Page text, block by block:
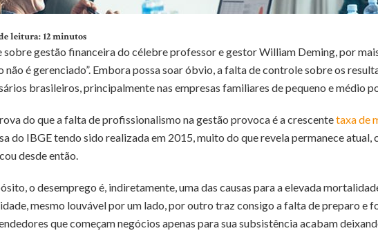
leitura:12minutos
sobre gestão financeira do célebre professor e gestor William Deming, por
não é gerenciado”. Embora possa soar óbvio, a falta de controle sobre os
brasileiros, principalmente nas empresas familiares de pequeno e médio
do que a falta de profissionalismo na gestão provoca é a crescentetaxa de
do IBGE tendo sido realizada em 2015, muito do que revela permanece
desde então.
o desemprego é, indiretamente, uma das causas para a elevada
mesmo louvável por um lado, por outro traz consigo a falta de preparo e
que começam negócios apenas para sua subsistência acabam